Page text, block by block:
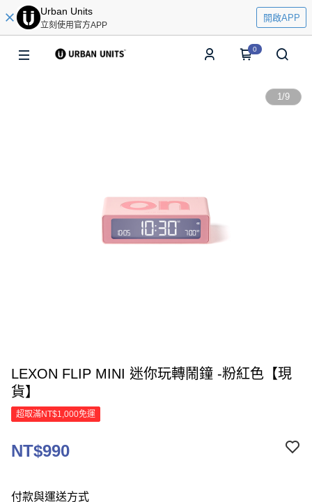
Urban Units
立刻使用官方APP
開啟APP
0
1/9
LEXON FLIP MINI 迷你玩轉鬧鐘 -粉紅色【現
貨】
超取滿NT$1,000免運
NT$990
付款與運送方式